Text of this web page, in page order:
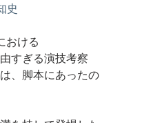
史
おける
すぎる演技考察
は、脚本にあったの